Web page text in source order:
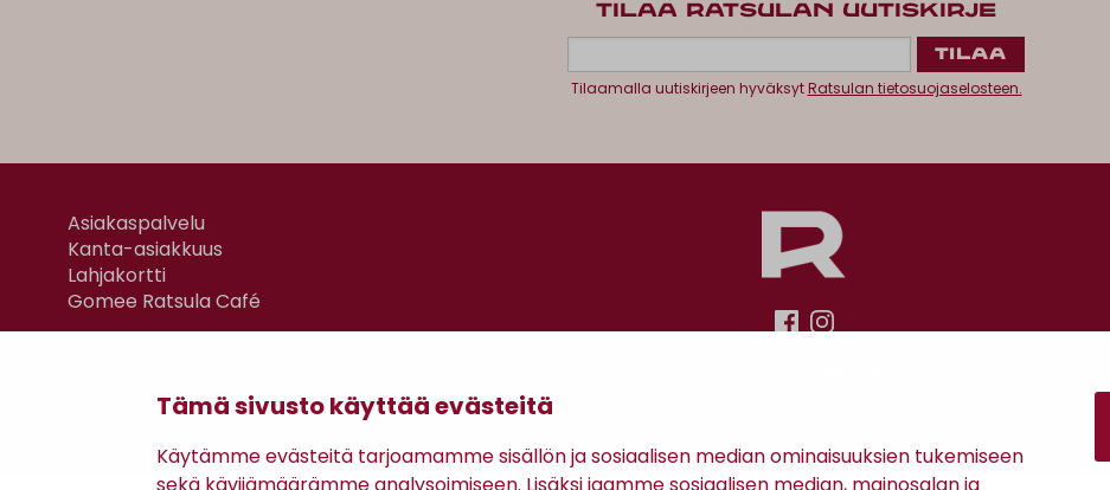
Tämä sivusto käyttää evästeitä
Käytämme evästeitä tarjoamamme sisällön ja sosiaalisen median ominaisuuksien tukemiseen
TILAA RATSULAN UUTISKIRJE
Tilaamalla uutiskirjeen hyväksytRatsulan tietosuojaselosteen.
Asiakaspalvelu
Kanta-asiakkuus
Lahjakortti
Gomee Ratsula Café